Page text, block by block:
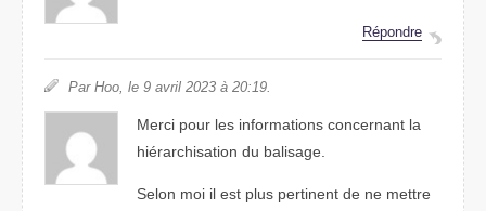
Répondre
Par Hoo, le 9 avril 2023 à 20:19.
Merci pour les informations concernant la
hiérarchisation du balisage.
Selon moi il est plus pertinent de ne mettre